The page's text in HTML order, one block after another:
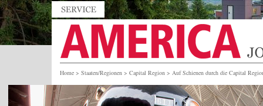
Home > Staaten/Regionen > Capital Region > Auf Schienen durch die Capital